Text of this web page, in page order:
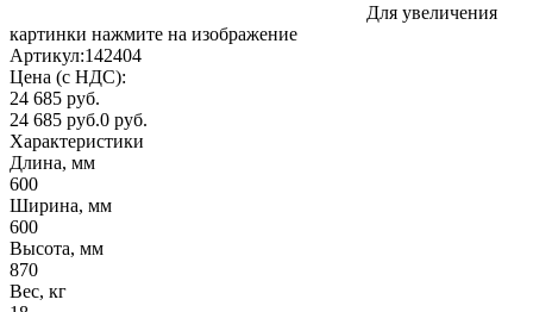
Для увеличения
картинки нажмите на изображение
Артикул:142404
Цена (с НДС):
24 685 руб.
24 685 руб.0 руб.
Характеристики
Длина, мм
600
Ширина, мм
600
Высота, мм
870
Вес, кг